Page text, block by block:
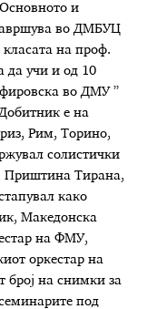
и
во ДМБУЦ
класата на проф.
да учи и од 10
во ДМУ ”
е на
Рим, Торино,
солистички
Приштина Тирана,
како
Македонска
на ФМУ,
оркестар на
број на снимки за
под